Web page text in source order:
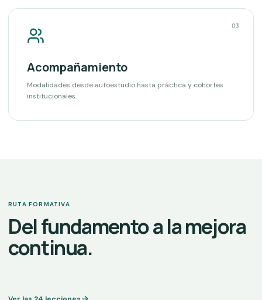
03
Acompañamiento
Modalidades desde autoestudio hasta práctica y cohortes
institucionales.
RUTA FORMATIVA
Del fundamento a la mejora
continua.